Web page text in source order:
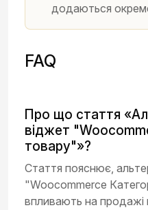
додаються
FAQ
Про що стаття
віджет
товару"»?
Стаття пояснює,
"Woocommerce
впливають на продажі